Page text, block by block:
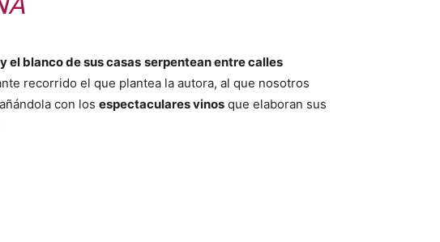
el blanco de sus casas serpentean entre calles
recorrido el que plantea la autora, al que nosotros
con los espectaculares vinos que elaboran sus